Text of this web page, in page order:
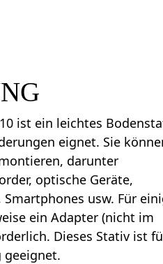
ist ein leichtes
eignet. Sie
darunter
optische Geräte,
usw. Für
ein Adapter (nicht im
Dieses Stativ ist
geeignet.